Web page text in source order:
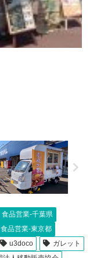
食品営業-千葉県
食品営業-東京都
u3doco
ガレット